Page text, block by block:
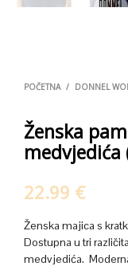
POČETNA / DONNEL
Ženska
22.99 €
Ženska majica s
Dostupna u tri
medvjedića.